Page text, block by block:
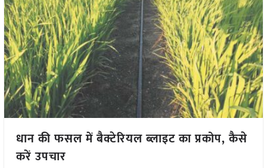
धान की फसल में बैक्टेरियल ब्लाइट का प्रकोप, कैसे
करें उपचार